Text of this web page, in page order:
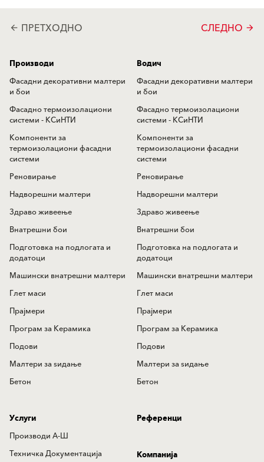
arrow_back ПРЕТХОДНО СЛЕДНО arrow_forward
Производи
Фасадни декоративни малтери
и бои
Фасадно термоизолациони
системи - КСиНТИ
Компоненти за
термоизолациони фасадни
системи
Реновирање
Надворешни малтери
Здраво живеење
Внатрешни бои
Подготовка на подлогата и
додатоци
Машински внатрешни малтери
Глет маси
Прајмери
Програм за Керамика
Подови
Mалтери за ѕидањe
Бетон
Водич
Фасадни декоративни малтери
и бои
Фасадно термоизолациони
системи - КСиНТИ
Компоненти за
термоизолациони фасадни
системи
Реновирање
Надворешни малтери
Здраво живеење
Внатрешни бои
Подготовка на подлогата и
додатоци
Машински внатрешни малтери
Глет маси
Прајмери
Програм за Керамика
Подови
Mалтери за ѕидањe
Бетон
Услуги
Производи А-Ш
Техничка Документација
Референци
Компанија